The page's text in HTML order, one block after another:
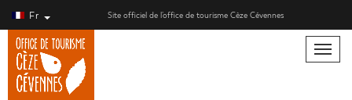
Fr Site officiel de l’office de tourisme Cèze Cévennes
Toggle